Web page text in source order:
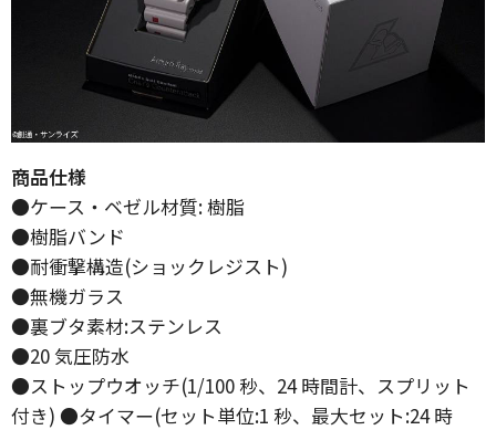
商品仕様
●ケース・ベゼル材質: 樹脂
●樹脂バンド
●耐衝撃構造(ショックレジスト)
●無機ガラス
●裏ブタ素材:ステンレス
●20 気圧防水
●ストップウオッチ(1/100 秒、24 時間計、スプリット
付き) ●タイマー(セット単位:1 秒、最大セット:24 時